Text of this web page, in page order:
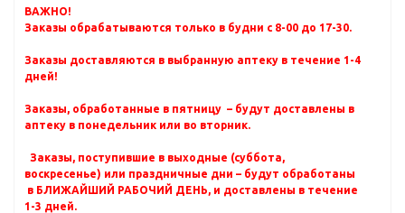
ВАЖНО!
Заказы обрабатываются только в будни с 8-00 до 17-30.
Заказы доставляются в выбранную аптеку в течение 1-4
дней!
Заказы, обработанные в пятницу – будут доставлены в
аптеку в понедельник или во вторник.
Заказы, поступившие в выходные (суббота,
воскресенье) или праздничные дни – будут обработаны
в БЛИЖАЙШИЙ РАБОЧИЙ ДЕНЬ, и доставлены в течение
1-3 дней.